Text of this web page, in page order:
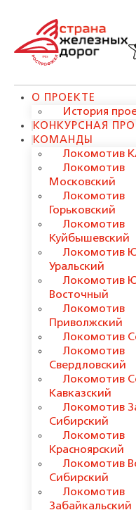
О ПРОЕКТЕ
История
КОНКУРСНАЯ
КОМАНДЫ
Локомотив
Локомотив
Московский
Локомотив
Горьковский
Локомотив
Куйбышевский
Локомотив
Уральский
Локомотив
Восточный
Локомотив
Приволжский
Локомотив
Локомотив
Свердловский
Локомотив
Кавказский
Локомотив
Сибирский
Локомотив
Красноярский
Локомотив
Сибирский
Локомотив
Забайкальский